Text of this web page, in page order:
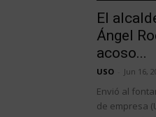
El
Ángel
acoso...
USO Jun 16,
Envió al
de empresa